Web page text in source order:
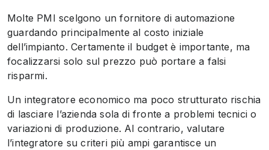
Molte PMI scelgono un fornitore di automazione
guardando principalmente al costo iniziale
dell’impianto. Certamente il budget è importante, ma
focalizzarsi solo sul prezzo può portare a falsi
risparmi.
Un integratore economico ma poco strutturato rischia
di lasciare l’azienda sola di fronte a problemi tecnici o
variazioni di produzione. Al contrario, valutare
l’integratore su criteri più ampi garantisce un